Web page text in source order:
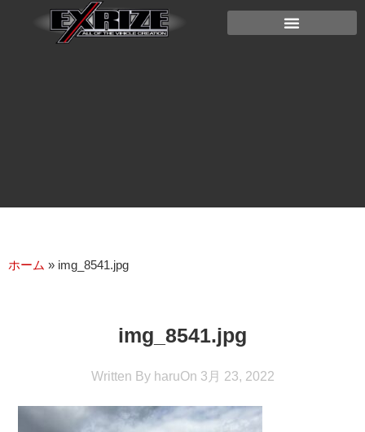
ホーム » img_8541.jpg
img_8541.jpg
Written ByharuOn 3月 23, 2022